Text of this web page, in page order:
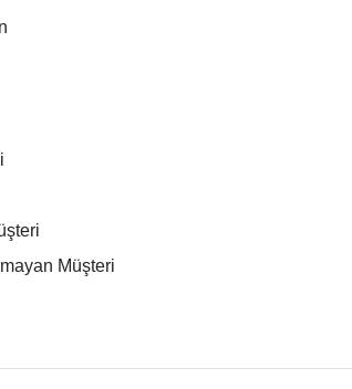
Müşteri